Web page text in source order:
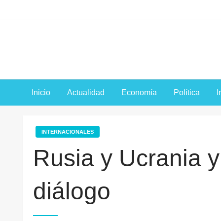
al
Inicio Actualidad Economía Política
INTERNACIONALES
Rusia y Ucrania
diálogo